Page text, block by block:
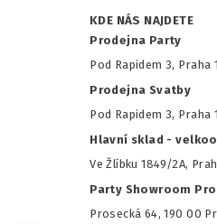
KDE NÁS NAJDETE
Prodejna Party
Pod Rapidem 3, Praha
Prodejna Svatby
Pod Rapidem 3, Praha
Hlavní sklad -
Ve Žlíbku 1849/2A,
Party Showroom
Prosecká 64, 190 00